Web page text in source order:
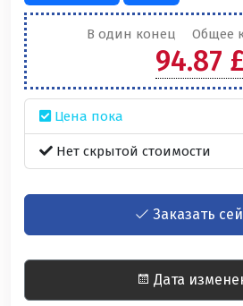
В один конец Общее
94.87 £
Цена пока
Нет скрытой стоимости
Заказать
Дата